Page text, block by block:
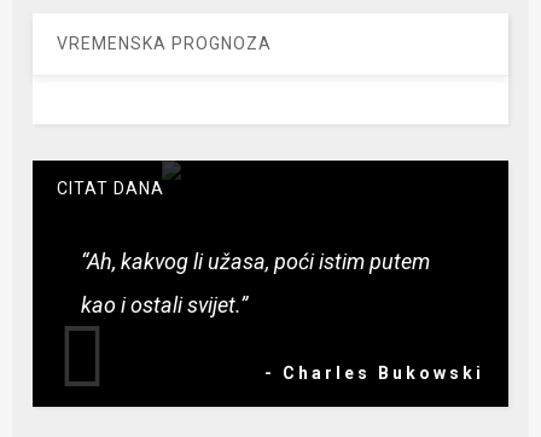
VREMENSKA PROGNOZA
CITAT DANA
“Ah, kakvog li užasa, poći istim putem
kao i ostali svijet.”
- Charles Bukowski